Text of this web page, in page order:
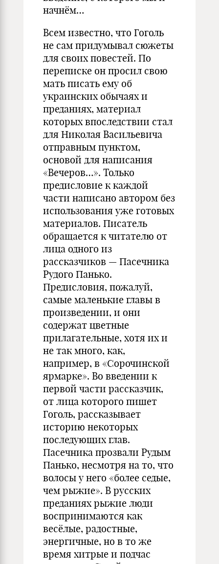
начнём…
Всем известно, что Гоголь
не сам придумывал сюжеты
для своих повестей. По
переписке он просил свою
мать писать ему об
украинских обычаях и
преданиях, материал
которых впоследствии стал
для Николая Васильевича
отправным пунктом,
основой для написания
«Вечеров…». Только
предисловие к каждой
части написано автором без
использования уже готовых
материалов. Писатель
обращается к читателю от
лица одного из
рассказчиков — Пасечника
Рудого Панько.
Предисловия, пожалуй,
самые маленькие главы в
произведении, и они
содержат цветные
прилагательные, хотя их и
не так много, как,
например, в «Сорочинской
ярмарке». Во введении к
первой части рассказчик,
от лица которого пишет
Гоголь, рассказывает
историю некоторых
последующих глав.
Пасечника прозвали Рудым
Панько, несмотря на то, что
волосы у него «более седые,
чем рыжие». В русских
преданиях рыжие люди
воспринимаются как
весёлые, радостные,
энергичные, но в то же
время хитрые и подчас